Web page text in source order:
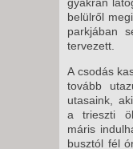
belülről
parkjában
tervezett.
A csodás
tovább
utasaink,
a trieszti
máris
busztól fél